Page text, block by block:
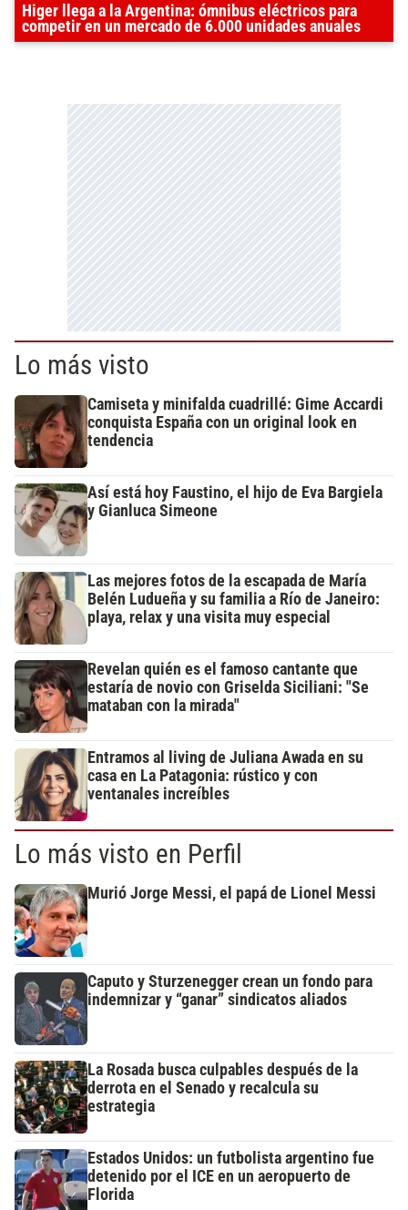
Higer llega a la Argentina: ómnibus eléctricos para
competir en un mercado de 6.000 unidades anuales
Lo más visto
Camiseta y minifalda cuadrillé: Gime Accardi
conquista España con un original look en
tendencia
Así está hoy Faustino, el hijo de Eva Bargiela
y Gianluca Simeone
Las mejores fotos de la escapada de María
Belén Ludueña y su familia a Río de Janeiro:
playa, relax y una visita muy especial
Revelan quién es el famoso cantante que
estaría de novio con Griselda Siciliani: "Se
mataban con la mirada"
Entramos al living de Juliana Awada en su
casa en La Patagonia: rústico y con
ventanales increíbles
Lo más visto en Perfil
Murió Jorge Messi, el papá de Lionel Messi
Caputo y Sturzenegger crean un fondo para
indemnizar y “ganar” sindicatos aliados
La Rosada busca culpables después de la
derrota en el Senado y recalcula su
estrategia
Estados Unidos: un futbolista argentino fue
detenido por el ICE en un aeropuerto de
Florida